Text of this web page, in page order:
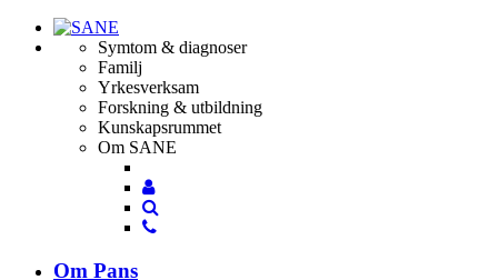
Symtom & diagnoser
Familj
Yrkesverksam
Forskning & utbildning
Kunskapsrummet
Om SANE
Mina
sidor
Mina
sidor
Sök
Sök
Om Pans